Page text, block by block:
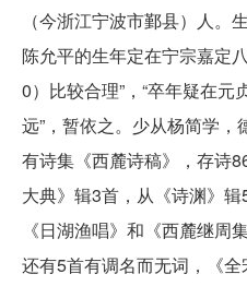
（今浙江宁波市鄞县）人。
陈允平的生年定在宁宗嘉定
0）比较合理”，“卒年疑在
远”，暂依之。少从杨简学，
有诗集《西麓诗稿》，存诗
大典》辑3首，从《诗渊》
《日湖渔唱》和《西麓继周
还有5首有调名而无词，《